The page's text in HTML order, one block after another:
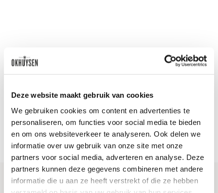
Deze website maakt gebruik van cookies
We gebruiken cookies om content en advertenties te
personaliseren, om functies voor social media te bieden
en om ons websiteverkeer te analyseren. Ook delen we
informatie over uw gebruik van onze site met onze
partners voor social media, adverteren en analyse. Deze
partners kunnen deze gegevens combineren met andere
informatie die u aan ze heeft verstrekt of die ze hebben
Alle wijnen direct van de wijnboer
Vandaag voor 12.00 uur besteld, morgen in huis
Gratis thuisbezorgd vanaf €115,00
Iedere wijn per fles te bestellen